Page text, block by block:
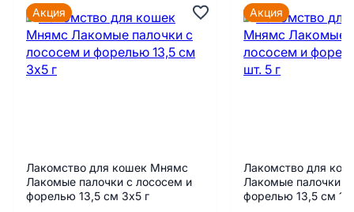
Лакомство для кошек Мнямс
Лакомые палочки с лососем и
форелью 13,5 см 3х5 г
Акция
Лакомство для
Лакомые палочки с
форелью 13,5 см 1
Акция